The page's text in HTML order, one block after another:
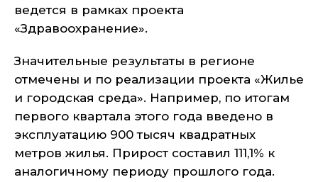
ведется в рамках проекта
«Здравоохранение».
Значительные результаты в регионе
отмечены и по реализации проекта «Жилье
и городская среда». Например, по итогам
первого квартала этого года введено в
эксплуатацию 900 тысяч квадратных
метров жилья. Прирост составил 111,1% к
аналогичному периоду прошлого года.